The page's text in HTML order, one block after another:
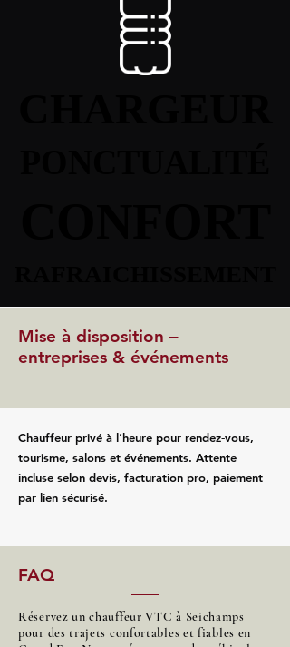
Mise à disposition –
entreprises & événements
Chauffeur privé à l’heure pour rendez‑vous,
tourisme, salons et événements. Attente
incluse selon devis, facturation pro, paiement
par lien sécurisé.
FAQ
Réservez un chauffeur VTC à Seichamps
pour des trajets confortables et fiables en